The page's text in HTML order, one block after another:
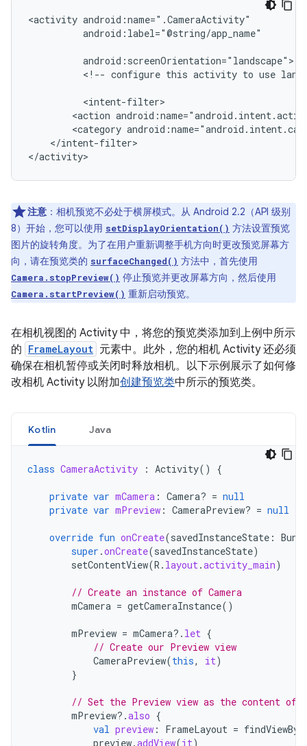
<activity
android:label="@string/app_name"
<!-- configure this activity to use
<action
<category
</intent-filter>
</activity>
注意 ：相机预览不必处于横屏模式。从 Android 2.2（API 级别
8）开始，您可以使用 setDisplayOrientation() 方法设置预览
图片的旋转角度。为了在用户重新调整手机方向时更改预览屏幕方
向，请在预览类的 surfaceChanged() 方法中，首先使用
Camera.stopPreview() 停止预览并更改屏幕方向，然后使用
Camera.startPreview() 重新启动预览。
在相机视图的 Activity 中，将您的预览类添加到上例中所示
的 FrameLayout 元素中。此外，您的相机 Activity 还必须
确保在相机暂停或关闭时释放相机。以下示例展示了如何修
改相机 Activity 以附加创建预览类中所示的预览类。
Kotlin Java
class CameraActivity : Activity() {
private var mCamera : Camera? = null
private var mPreview : CameraPreview? = null
override fun onCreate(savedInstanceState :
super .onCreate(savedInstanceState)
setContentView(R . layout.activity_main)
// Create an instance of Camera
mCamera = getCameraInstance()
mPreview = mCamera?. let {
// Create our Preview view
CameraPreview(this, it)
}
// Set the Preview view as the content
mPreview?.also {
val preview : FrameLayout =
preview.addView(it)